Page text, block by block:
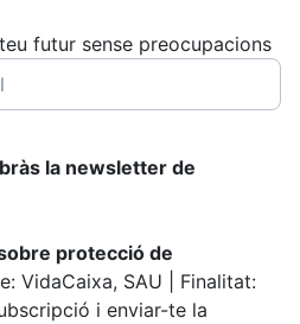
futur sense preocupacions
la newsletter de
protecció de
VidaCaixa, SAU | Finalitat:
i enviar-te la